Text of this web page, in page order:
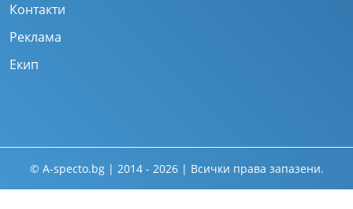
Контакти
Реклама
Екип
© A-specto.bg | 2014 - 2026 | Всички права запазени.